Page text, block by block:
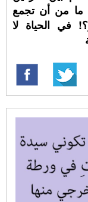
ما من أن تجمع
في الحياة لا